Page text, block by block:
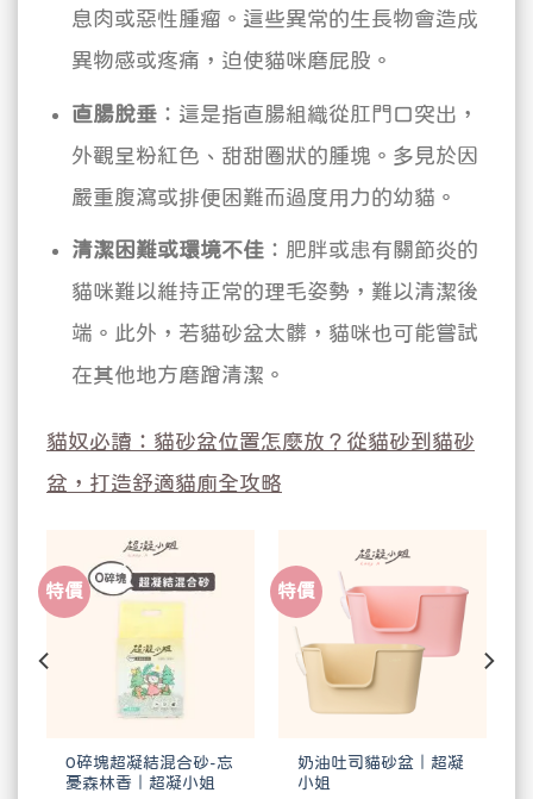
息肉或惡性腫瘤。這些異常的生長物會造成
異物感或疼痛，迫使貓咪磨屁股。
直腸脫垂：這是指直腸組織從肛門口突出，
外觀呈粉紅色、甜甜圈狀的腫塊。多見於因
嚴重腹瀉或排便困難而過度用力的幼貓。
清潔困難或環境不佳：肥胖或患有關節炎的
貓咪難以維持正常的理毛姿勢，難以清潔後
端。此外，若貓砂盆太髒，貓咪也可能嘗試
在其他地方磨蹭清潔。
貓奴必讀：貓砂盆位置怎麼放？從貓砂到貓砂
盆，打造舒適貓廁全攻略
特價
0碎塊超凝結混合砂-忘
憂森林香｜超凝小姐
特價
奶油吐司貓砂盆｜超凝
小姐